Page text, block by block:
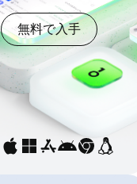
無料で入手